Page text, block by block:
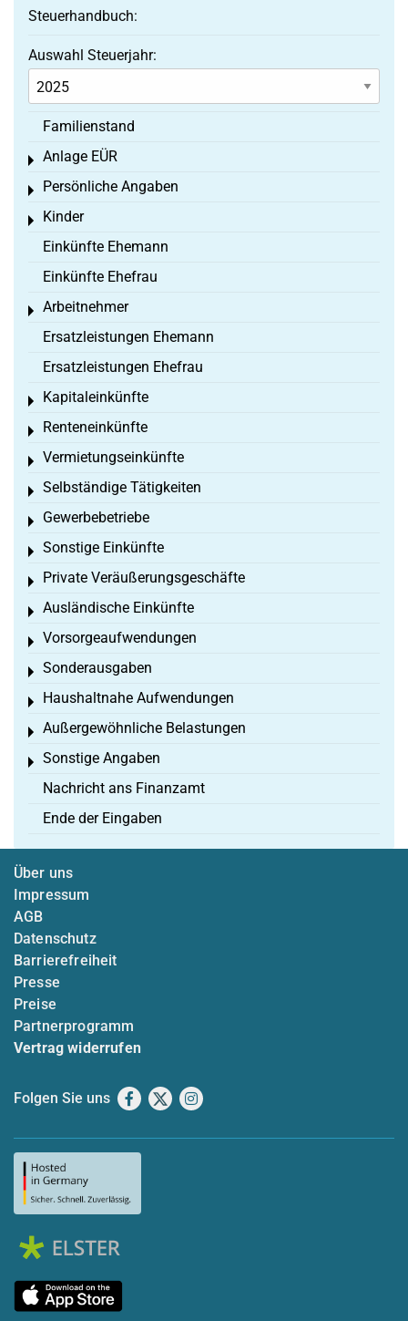
Steuerhandbuch:
Auswahl Steuerjahr:
Familienstand
Anlage EÜR
Toggle menu
Persönliche Angaben
Toggle menu
Kinder
Toggle menu
Einkünfte Ehemann
Einkünfte Ehefrau
Arbeitnehmer
Toggle menu
Ersatzleistungen Ehemann
Ersatzleistungen Ehefrau
Kapitaleinkünfte
Toggle menu
Renteneinkünfte
Toggle menu
Vermietungseinkünfte
Toggle menu
Selbständige Tätigkeiten
Toggle menu
Gewerbebetriebe
Toggle menu
Sonstige Einkünfte
Toggle menu
Private Veräußerungsgeschäfte
Toggle menu
Ausländische Einkünfte
Toggle menu
Vorsorgeaufwendungen
Toggle menu
Sonderausgaben
Toggle menu
Haushaltnahe Aufwendungen
Toggle menu
Außergewöhnliche Belastungen
Toggle menu
Sonstige Angaben
Toggle menu
Nachricht ans Finanzamt
Ende der Eingaben
Über uns
Impressum
AGB
Datenschutz
Barrierefreiheit
Presse
Preise
Partnerprogramm
Vertrag widerrufen
Folgen Sie uns Facebook
X Instagram